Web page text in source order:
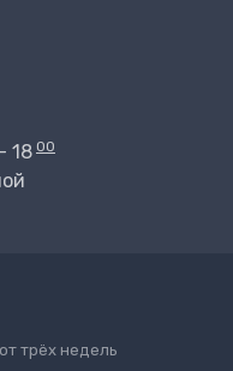
- 18 00
трёх недель